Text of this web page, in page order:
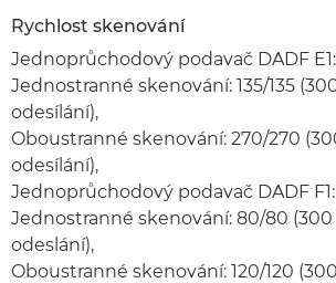
Rychlost skenování
Jednoprůchodový podavač DADF E1:
Jednostranné skenování: 135/135
odesílání),
Oboustranné skenování: 270/270
odesílání),
Jednoprůchodový podavač DADF F1:
Jednostranné skenování: 80/80 (300
odeslání),
Oboustranné skenování: 120/120